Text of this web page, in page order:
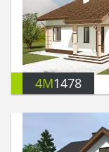
4M1478